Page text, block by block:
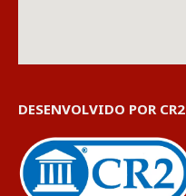
DESENVOLVIDO POR CR2